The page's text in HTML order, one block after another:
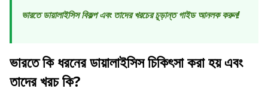
ভারতে ডায়ালাইসিস বিকল্প এবং তাদের খরচের চূড়ান্ত গাইড আনলক করুন!
ভারতে কি ধরনের ডায়ালাইসিস চিকিৎসা করা হয় এবং
তাদের খরচ কি?